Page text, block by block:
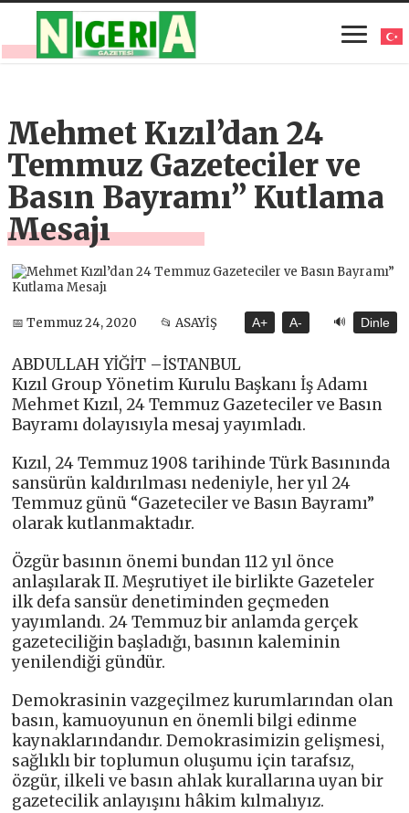
Mehmet Kızıl’dan 24
Temmuz Gazeteciler ve
Basın Bayramı” Kutlama
Mesajı
📅 Temmuz 24, 2020 📂 ASAYİŞ A+ A- 🔊 Dinle
ABDULLAH YİĞİT –İSTANBUL
Kızıl Group Yönetim Kurulu Başkanı İş Adamı
Mehmet Kızıl, 24 Temmuz Gazeteciler ve Basın
Bayramı dolayısıyla mesaj yayımladı.
Kızıl, 24 Temmuz 1908 tarihinde Türk Basınında
sansürün kaldırılması nedeniyle, her yıl 24
Temmuz günü “Gazeteciler ve Basın Bayramı”
olarak kutlanmaktadır.
Özgür basının önemi bundan 112 yıl önce
anlaşılarak II. Meşrutiyet ile birlikte Gazeteler
ilk defa sansür denetiminden geçmeden
yayımlandı. 24 Temmuz bir anlamda gerçek
gazeteciliğin başladığı, basının kaleminin
yenilendiği gündür.
Demokrasinin vazgeçilmez kurumlarından olan
basın, kamuoyunun en önemli bilgi edinme
kaynaklarındandır. Demokrasimizin gelişmesi,
sağlıklı bir toplumun oluşumu için tarafsız,
özgür, ilkeli ve basın ahlak kurallarına uyan bir
gazetecilik anlayışını hâkim kılmalıyız.